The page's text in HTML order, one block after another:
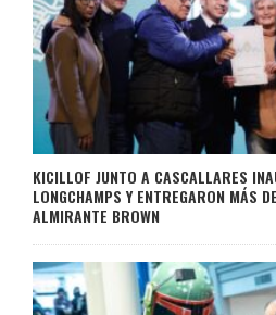
KICILLOF JUNTO A CASCALLARES
LONGCHAMPS Y ENTREGARON MÁS
ALMIRANTE BROWN